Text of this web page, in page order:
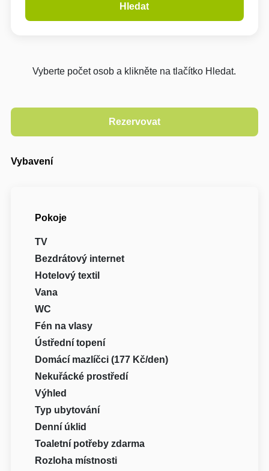
Hledat
Vyberte počet osob a klikněte na tlačítko Hledat.
Vybavení
Pokoje
TV
Bezdrátový internet
Hotelový textil
Vana
WC
Fén na vlasy
Ústřední topení
Domácí mazlíčci (177 Kč/den)
Nekuřácké prostředí
Výhled
Typ ubytování
Denní úklid
Toaletní potřeby zdarma
Rozloha místnosti